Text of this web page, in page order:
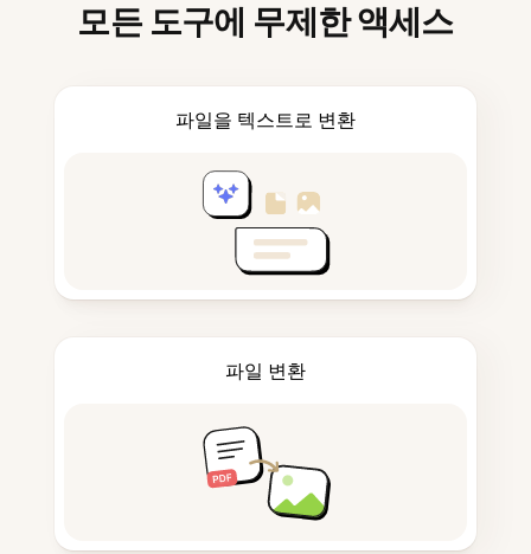
모든 도구에 무제한 액세스
파일을 텍스트로 변환
파일 변환